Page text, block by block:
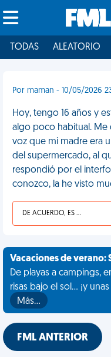
TODAS ALEATORIO
Por maman - 10/05/2026
Hoy, tengo 16 años y
algo poco habitual. Me
voz que mi madre era
del supermercado, al
respondió por el
conozco, la he visto
DE ACUERDO, ES UNA VIDA HP
Vacaciones de verano:
De playas a campings,
risas bajo el sol... ¡y
Más…
FML ANTERIOR